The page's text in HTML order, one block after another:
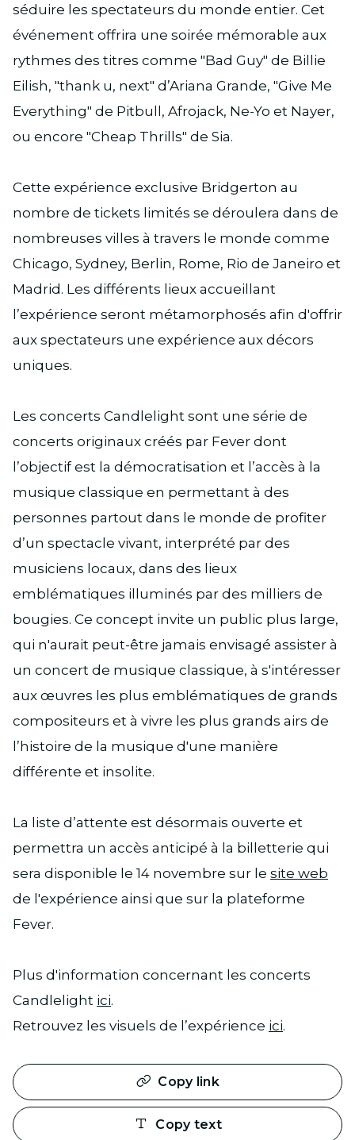
séduire les spectateurs du monde entier. Cet
événement offrira une soirée mémorable aux
rythmes des titres comme "Bad Guy" de Billie
Eilish, "thank u, next" d’Ariana Grande, "Give Me
Everything" de Pitbull, Afrojack, Ne-Yo et Nayer,
ou encore "Cheap Thrills" de Sia.
Cette expérience exclusive Bridgerton au
nombre de tickets limités se déroulera dans de
nombreuses villes à travers le monde comme
Chicago, Sydney, Berlin, Rome, Rio de Janeiro et
Madrid. Les différents lieux accueillant
l’expérience seront métamorphosés afin d'offrir
aux spectateurs une expérience aux décors
uniques.
Les concerts Candlelight sont une série de
concerts originaux créés par Fever dont
l’objectif est la démocratisation et l’accès à la
musique classique en permettant à des
personnes partout dans le monde de profiter
d’un spectacle vivant, interprété par des
musiciens locaux, dans des lieux
emblématiques illuminés par des milliers de
bougies. Ce concept invite un public plus large,
qui n'aurait peut-être jamais envisagé assister à
un concert de musique classique, à s'intéresser
aux œuvres les plus emblématiques de grands
compositeurs et à vivre les plus grands airs de
l’histoire de la musique d'une manière
différente et insolite.
La liste d’attente est désormais ouverte et
permettra un accès anticipé à la billetterie qui
sera disponible le 14 novembre sur le site web
de l'expérience ainsi que sur la plateforme
Fever.
Plus d'information concernant les concerts
Candlelight ici.
Retrouvez les visuels de l’expérience ici.
Copy link
Copy text